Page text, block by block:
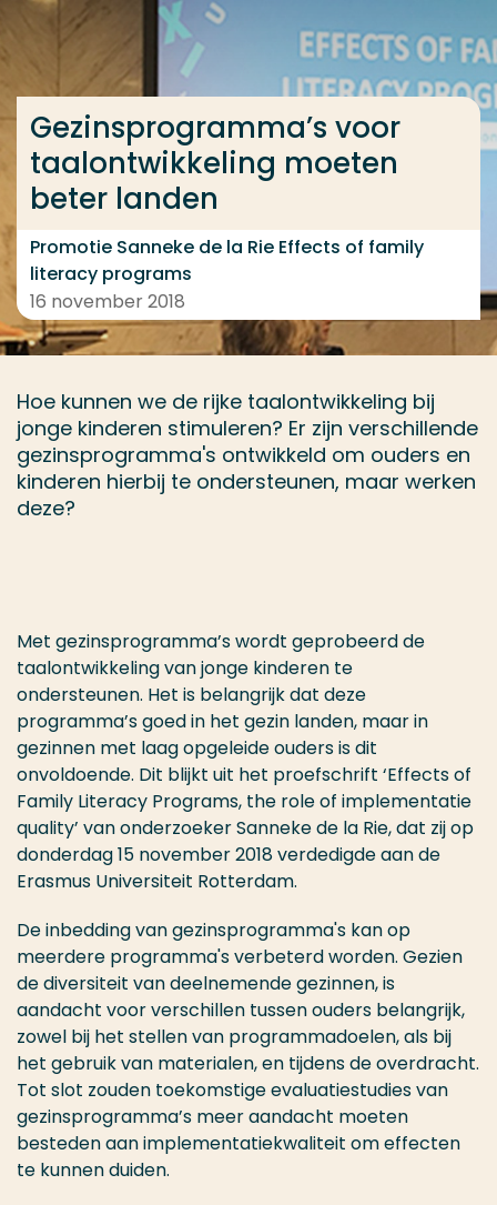
Ga direct naar de content
... > Gezinsprogramma’s voor taalontwikkeling
Gezinsprogramma’s voor
taalontwikkeling moeten
beter landen
Promotie Sanneke de la Rie Effects of family
literacy programs
16 november 2018
Hoe kunnen we de rijke taalontwikkeling bij
jonge kinderen stimuleren? Er zijn verschillende
gezinsprogramma's ontwikkeld om ouders en
kinderen hierbij te ondersteunen, maar werken
deze?
Met gezinsprogramma’s wordt geprobeerd de
taalontwikkeling van jonge kinderen te
ondersteunen. Het is belangrijk dat deze
programma’s goed in het gezin landen, maar in
gezinnen met laag opgeleide ouders is dit
onvoldoende. Dit blijkt uit het proefschrift ‘Effects of
Family Literacy Programs, the role of implementatie
quality’ van onderzoeker Sanneke de la Rie, dat zij op
donderdag 15 november 2018 verdedigde aan de
Erasmus Universiteit Rotterdam.
De inbedding van gezinsprogramma's kan op
meerdere programma's verbeterd worden. Gezien
de diversiteit van deelnemende gezinnen, is
aandacht voor verschillen tussen ouders belangrijk,
zowel bij het stellen van programmadoelen, als bij
het gebruik van materialen, en tijdens de overdracht.
Tot slot zouden toekomstige evaluatiestudies van
gezinsprogramma’s meer aandacht moeten
besteden aan implementatiekwaliteit om effecten
te kunnen duiden.
Veel gezocht
Opleiding
Contact